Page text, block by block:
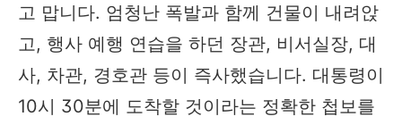
고 맙니다. 엄청난 폭발과 함께 건물이 내려앉
고, 행사 예행 연습을 하던 장관, 비서실장, 대
사, 차관, 경호관 등이 즉사했습니다. 대통령이
10시 30분에 도착할 것이라는 정확한 첩보를